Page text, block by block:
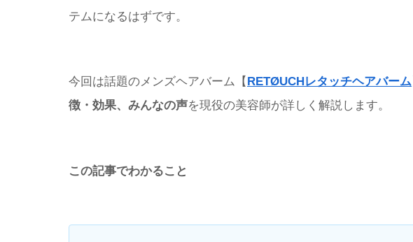
テムになるはずです。
今回は話題のメンズヘアバーム【 RETØUCHレタッチヘアバーム
徴・効果、みんなの声を現役の美容師が詳しく解説します。
この記事でわかること